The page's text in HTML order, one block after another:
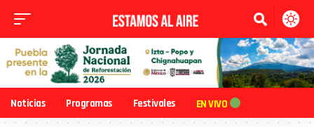
Noticias Programas Festivales EN VIVO